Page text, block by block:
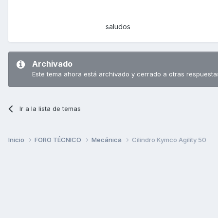
saludos
Archivado
Este tema ahora está archivado y cerrado a otras
Ir a la lista de temas
Inicio FORO TÉCNICO Mecánica Cilindro Kymco Agility 50